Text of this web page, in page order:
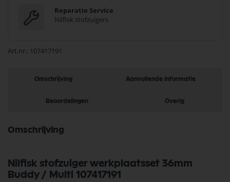
Reparatie Service
Nilfisk stofzuigers
Art.nr. 107417191
Omschrijving Aanvullende informatie
Beoordelingen Overig
Omschrijving
Nilfisk stofzuiger werkplaatsset 36mm
Buddy / Multi 107417191